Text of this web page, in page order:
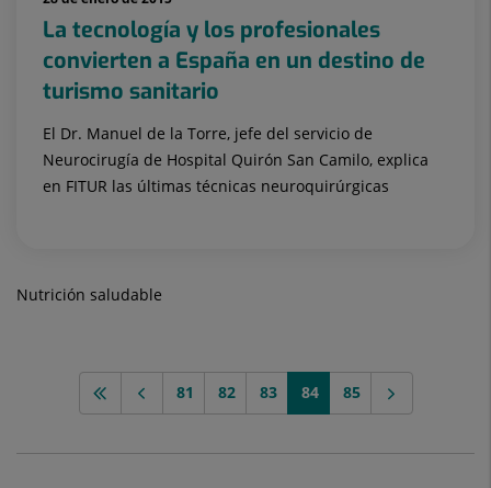
La tecnología y los profesionales
convierten a España en un destino de
turismo sanitario
El Dr. Manuel de la Torre, jefe del servicio de
Neurocirugía de Hospital Quirón San Camilo, explica
en FITUR las últimas técnicas neuroquirúrgicas
Nutrición saludable
81 82 83 84 85